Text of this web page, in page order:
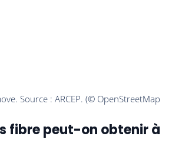
fibre peut-on obtenir à